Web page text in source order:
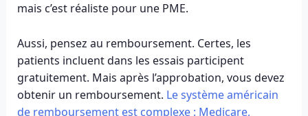
mais c’est réaliste pour une PME.
Aussi, pensez au remboursement. Certes, les
patients incluent dans les essais participent
gratuitement. Mais après l’approbation, vous devez
obtenir un remboursement. Le système américain
de remboursement est complexe : Medicare,